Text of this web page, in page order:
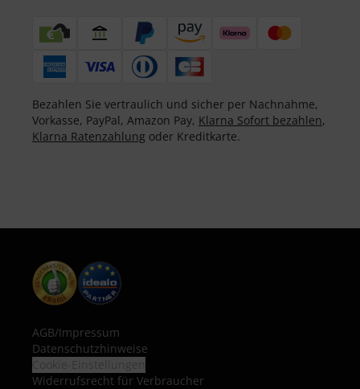
Bezahlen Sie vertraulich und sicher per Nachnahme,
Vorkasse, PayPal, Amazon Pay, Klarna Sofort bezahlen,
Klarna Ratenzahlung oder Kreditkarte.
AGB/Impressum
Datenschutzhinweise
Widerrufsrecht für Verbraucher